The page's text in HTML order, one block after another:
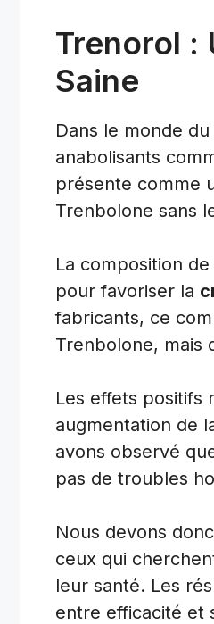
Trenorol :
Saine
Dans le monde
anabolisants
présente comme
Trenbolone sans
La composition
pour favoriser la
fabricants, ce
Trenbolone, mais
Les effets positifs
augmentation de
avons observé
pas de troubles
Nous devons
ceux qui
leur santé. Les
entre efficacité et